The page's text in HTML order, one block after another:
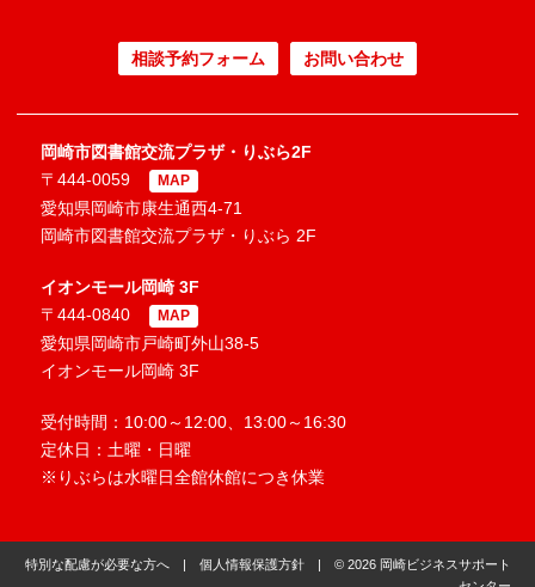
相談予約フォーム お問い合わせ
岡崎市図書館交流プラザ・りぶら2F
〒444-0059
MAP
愛知県岡崎市康生通西4-71
岡崎市図書館交流プラザ・りぶら 2F
イオンモール岡崎 3F
〒444-0840
MAP
愛知県岡崎市戸崎町外山38-5
イオンモール岡崎 3F
受付時間：10:00～12:00、13:00～16:30
定休日：土曜・日曜
※りぶらは水曜日全館休館につき休業
特別な配慮が必要な方へ | 個人情報保護方針 | © 2026 岡崎ビジネスサポート